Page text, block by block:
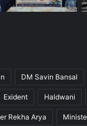
DM Savin Bansal
Exident Haldwani
Rekha Arya